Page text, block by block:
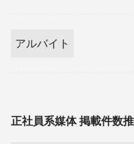
アルバイト
正社員系媒体 掲載件数